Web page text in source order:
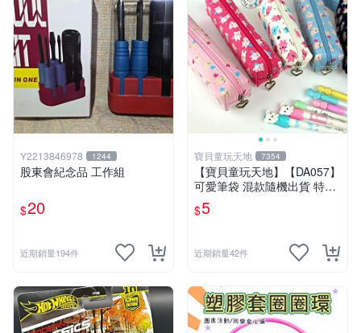
Y2213846978 1244
股東會紀念品 工作組
$20
近期銷量194件
寶貝童玩天地 7354
【寶貝童玩天地】【DA057】
可愛筆袋 混款隨機出貨 特價*
LT01
$5
近期銷量42件